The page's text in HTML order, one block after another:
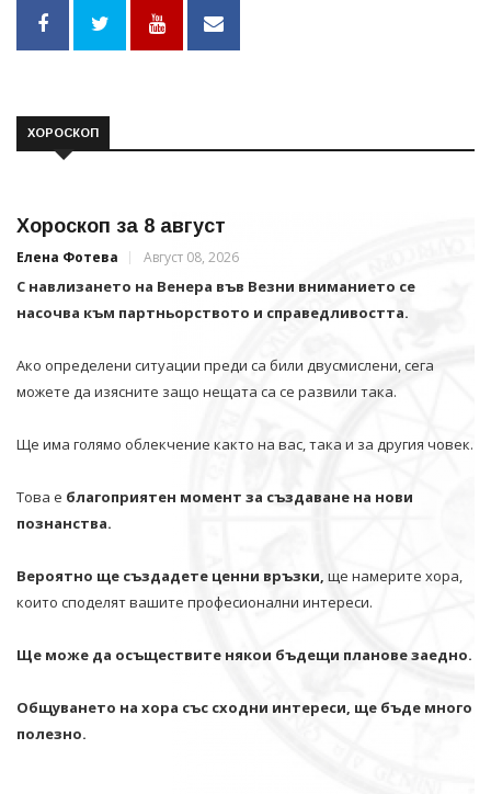
ХОРОСКОП
Хороскоп за 8 август
Елена Фотева Август 08, 2026
С навлизането на Венера във Везни вниманието се
насочва към партньорството и справедливостта.
Ако определени ситуации преди са били двусмислени, сега
можете да изясните защо нещата са се развили така.
Ще има голямо облекчение както на вас, така и за другия човек.
Това е благоприятен момент за създаване на нови
познанства.
Вероятно ще създадете ценни връзки, ще намерите хора,
които споделят вашите професионални интереси.
Ще може да осъществите някои бъдещи планове заедно.
Общуването на хора със сходни интереси, ще бъде много
полезно.